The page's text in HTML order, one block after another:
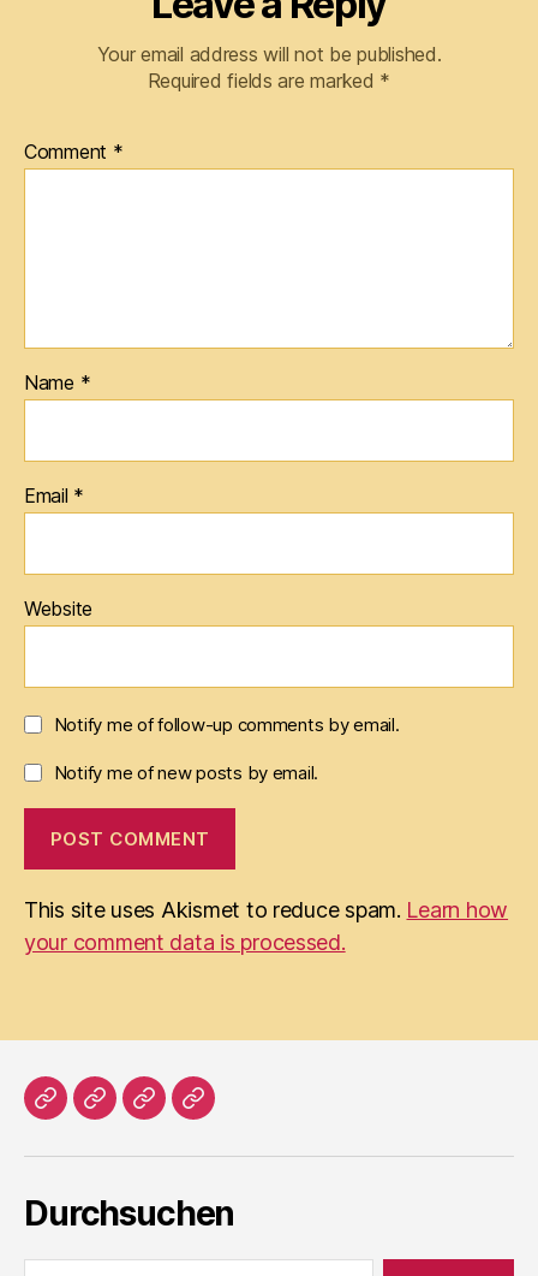
Your email address will not be published.
Required fields are marked *
Comment *
Name *
Email *
Website
Notify me of follow-up comments by email.
Notify me of new posts by email.
This site uses Akismet to reduce spam. Learn how
your comment data is processed.
HomeLiteratur
ProsaImpressum
Durchsuchen